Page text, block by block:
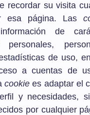
recordar su visita
esa página. Las
de
personales,
de uso,
a cuentas de
cookie es adaptar el
y necesidades,
por cualquier